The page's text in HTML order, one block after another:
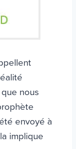
nous
envoyé à
implique